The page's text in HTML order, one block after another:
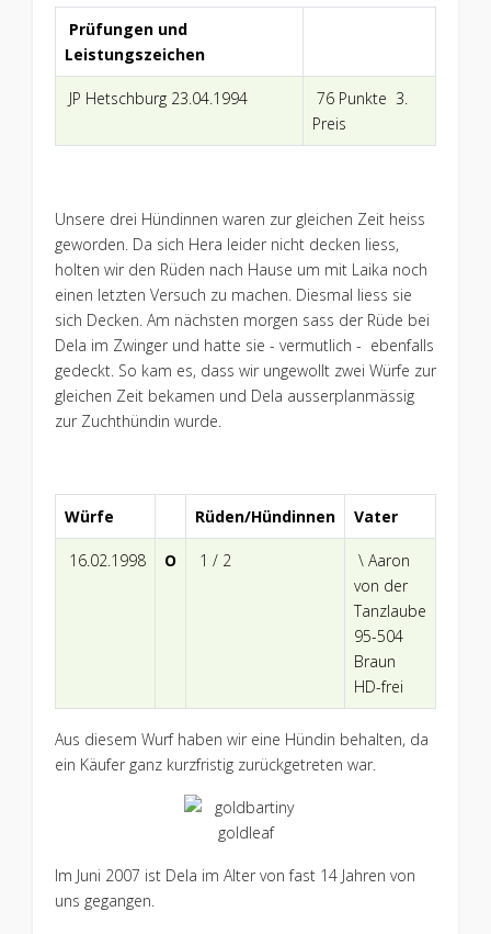
Prüfungen und
Leistungszeichen
JP Hetschburg 23.04.1994
76 Punkte 3.
Preis
Unsere drei Hündinnen waren zur gleichen Zeit heiss
geworden. Da sich Hera leider nicht decken liess,
holten wir den Rüden nach Hause um mit Laika noch
einen letzten Versuch zu machen. Diesmal liess sie
sich Decken. Am nächsten morgen sass der Rüde bei
Dela im Zwinger und hatte sie - vermutlich - ebenfalls
gedeckt. So kam es, dass wir ungewollt zwei Würfe zur
gleichen Zeit bekamen und Dela ausserplanmässig
zur Zuchthündin wurde.
Würfe Rüden/Hündinnen Vater
16.02.1998 O 1 / 2
\ Aaron
von der
Tanzlaube
95-504
Braun
HD-frei
Aus diesem Wurf haben wir eine Hündin behalten, da
ein Käufer ganz kurzfristig zurückgetreten war.
Im Juni 2007 ist Dela im Alter von fast 14 Jahren von
uns gegangen.